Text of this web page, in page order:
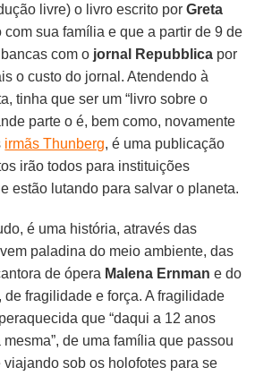
livre) o livro escrito porGreta
com sua família e que a partir de 9 de
com o jornal Repubblica por
o custo do jornal. Atendendo à
tinha que ser um “livro sobre o
parte o é, bem como, novamente
irmãs Thunberg, é uma publicação
irão todos para instituições
estão lutando para salvar o planeta.
é uma história, através das
paladina do meio ambiente, das
de ópera Malena Ernman e do
, de fragilidade e força. A fragilidade
que “daqui a 12 anos
de uma família que passou
viajando sob os holofotes para se